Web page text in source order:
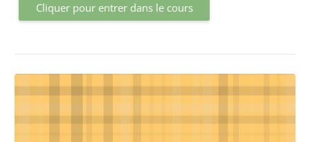
Cliquer pour entrer dans le cours